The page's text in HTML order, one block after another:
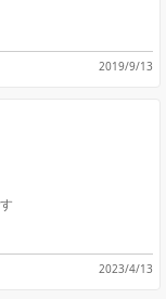
2019/9/13
2023/4/13